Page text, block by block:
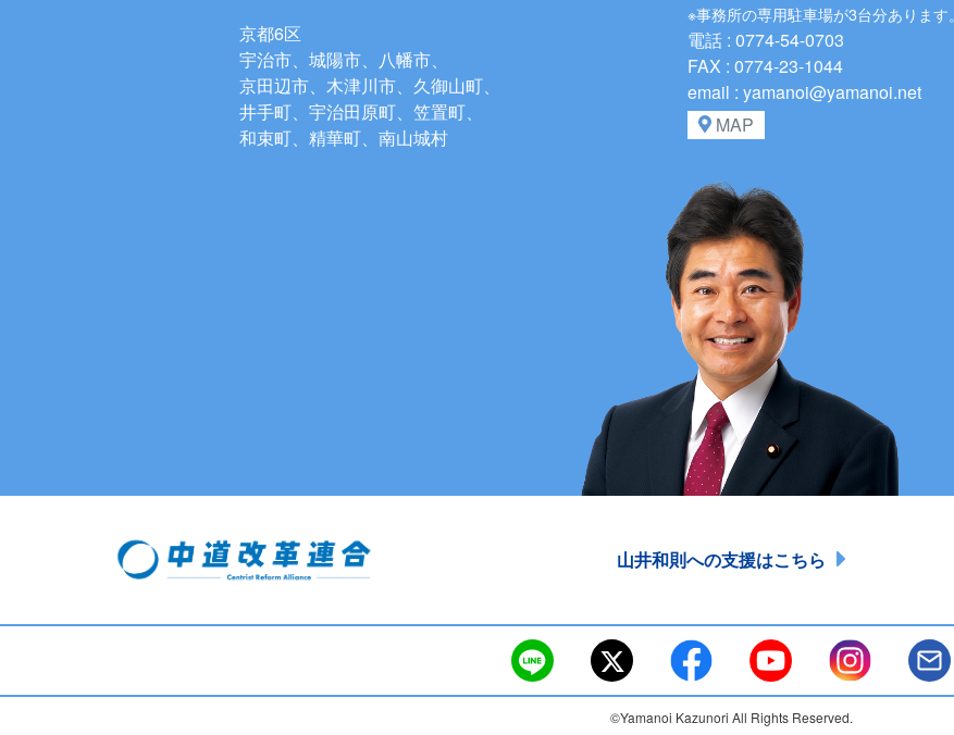
京都6区
宇治市、城陽市、八幡市、
京田辺市、木津川市、久御山町、
井手町、宇治田原町、笠置町、
和束町、精華町、南山城村
※事務所の専用駐車場が3台分あります。
電話 : 0774-54-0703
FAX : 0774-23-1044
email : yamanoi@yamanoi.net
MAP
山井和則への支援はこちら
©Yamanoi Kazunori All Rights Reserved.